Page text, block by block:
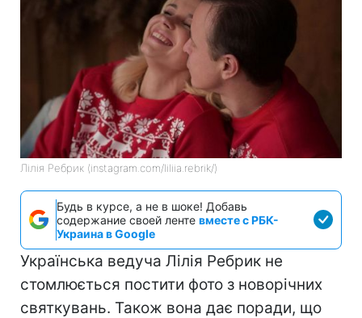
Лілія Ребрик (instagram.com/liliia.rebrik/)
Будь в курсе, а не в шоке! Добавь
содержание своей ленте вместе с РБК-
Украина в Google
Українська ведуча Лілія Ребрик не
стомлюється постити фото з новорічних
святкувань. Також вона дає поради, що